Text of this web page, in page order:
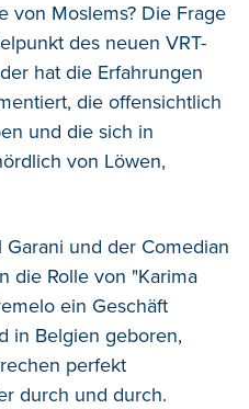
von Moslems? Die Frage
des neuen VRT-
hat die Erfahrungen
die offensichtlich
und die sich in
von Löwen,
und der Comedian
die Rolle von "Karima
ein Geschäft
in Belgien geboren,
perfekt
durch und durch.